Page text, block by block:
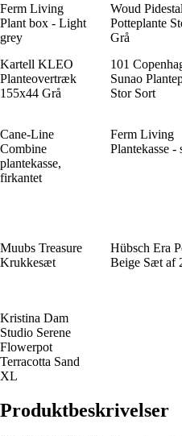
Ferm Living
Plant box - Light
grey
Woud
Potteplante
Grå
Kartell KLEO
Planteovertræk
155x44 Grå
101
Sunao
Stor Sort
Cane-Line
Combine
plantekasse,
firkantet
Ferm Living
Plantekasse -
Muubs Treasure
Krukkesæt
Hübsch Era
Beige Sæt af
Kristina Dam
Studio Serene
Flowerpot
Terracotta Sand
XL
Produktbeskrivelser